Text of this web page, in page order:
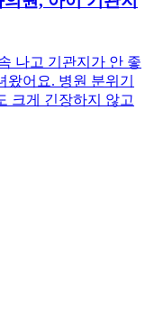
나고 기관지가 안 좋
어요. 병원 분위기
크게 긴장하지 않고